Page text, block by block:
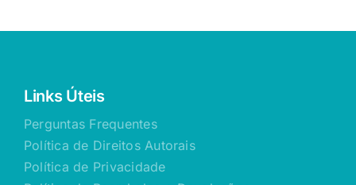
Links Úteis
Perguntas Frequentes
Política de Direitos Autorais
Política de Privacidade